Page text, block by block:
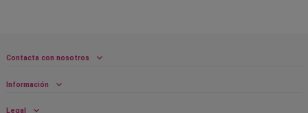
Contacta con nosotros
Información
Legal